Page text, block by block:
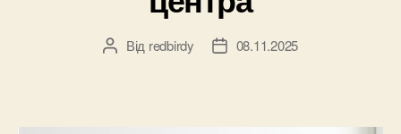
Автор
Від redbirdy
Дата08.11.2025